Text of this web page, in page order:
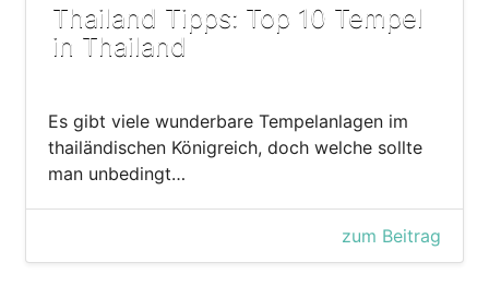
Thailand Tipps: Top 10 Tempel
in Thailand
Es gibt viele wunderbare Tempelanlagen im
thailändischen Königreich, doch welche sollte
man unbedingt…
zum Beitrag